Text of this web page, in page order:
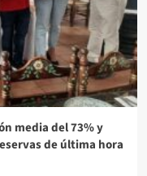
media del 73% y
de última hora